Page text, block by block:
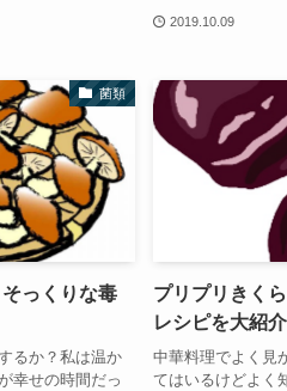
2019.10.09
菌類
っくりな毒
るか？私は温か
幸せの時間だっ
プリプリきく
レシピを大紹介
中華料理でよく見
てはいるけどよく